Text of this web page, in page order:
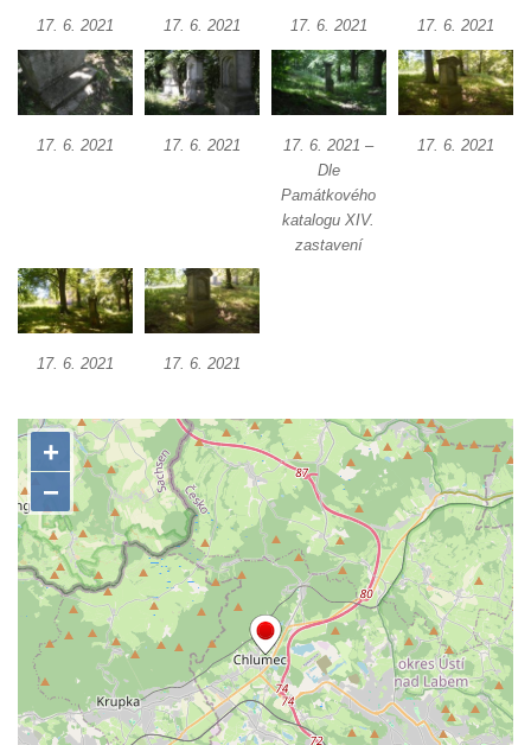
17. 6. 2021 17. 6. 2021 17. 6. 2021 17. 6. 2021
17. 6. 2021 17. 6. 2021
17. 6. 2021 –
Dle
Památkového
katalogu XIV.
zastavení
17. 6. 2021
17. 6. 2021 17. 6. 2021